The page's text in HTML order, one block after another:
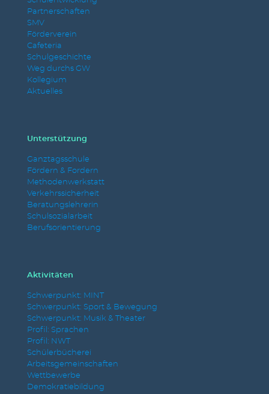
Partnerschaften
SMV
Förderverein
Cafeteria
Schulgeschichte
Weg durchs GW
Kollegium
Aktuelles
Unterstützung
Ganztagsschule
Fördern & Fordern
Methodenwerkstatt
Verkehrssicherheit
Beratungslehrerin
Schulsozialarbeit
Berufsorientierung
Aktivitäten
Schwerpunkt: MINT
Schwerpunkt: Sport & Bewegung
Schwerpunkt: Musik & Theater
Profil: Sprachen
Profil: NWT
Schülerbücherei
Arbeitsgemeinschaften
Wettbewerbe
Demokratiebildung